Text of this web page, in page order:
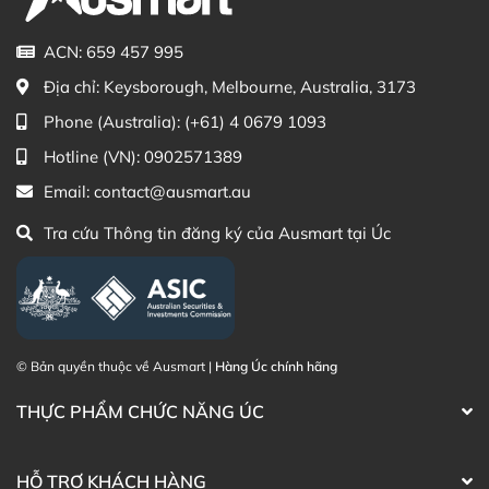
Zalo Ausmart.au| Ausmart Commercial Pty Ltd
(Australia)
Thạc sĩ Điều dưỡng & Cố vấn sản
phẩm Lily Huỳnh
ACN: 659 457 995
Địa chỉ: Keysborough, Melbourne, Australia, 3173
Phone (Australia): (+61) 4 0679 1093
Hotline (VN): 0902571389
Email: contact@ausmart.au
Tra cứu Thông tin đăng ký của Ausmart tại Úc
© Bản quyền thuộc về Ausmart | Hàng Úc chính hãng
THỰC PHẨM CHỨC NĂNG ÚC
HỖ TRỢ KHÁCH HÀNG